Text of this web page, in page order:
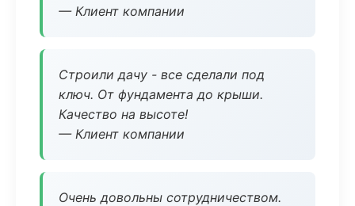
— Клиент компании
Строили дачу - все сделали под
ключ. От фундамента до крыши.
Качество на высоте!
— Клиент компании
Очень довольны сотрудничеством.